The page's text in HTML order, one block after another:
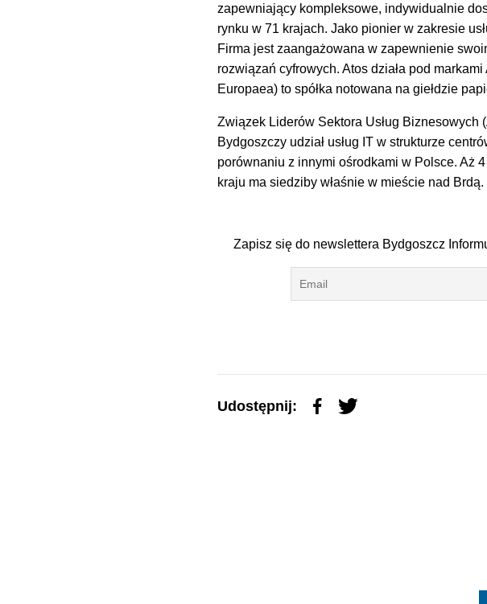
zapewniający kompleksowe, indywidualnie
rynku w 71 krajach. Jako pionier w zakresie
Firma jest zaangażowana w zapewnienie
rozwiązań cyfrowych. Atos działa pod
Europaea) to spółka notowana na giełdzie
Związek Liderów Sektora Usług Biznesowych
Bydgoszczy udział usług IT w strukturze
porównaniu z innymi ośrodkami w Polsce. Aż
kraju ma siedziby właśnie w mieście nad Brdą.
Zapisz się do newslettera Bydgoszcz
Udostępnij: